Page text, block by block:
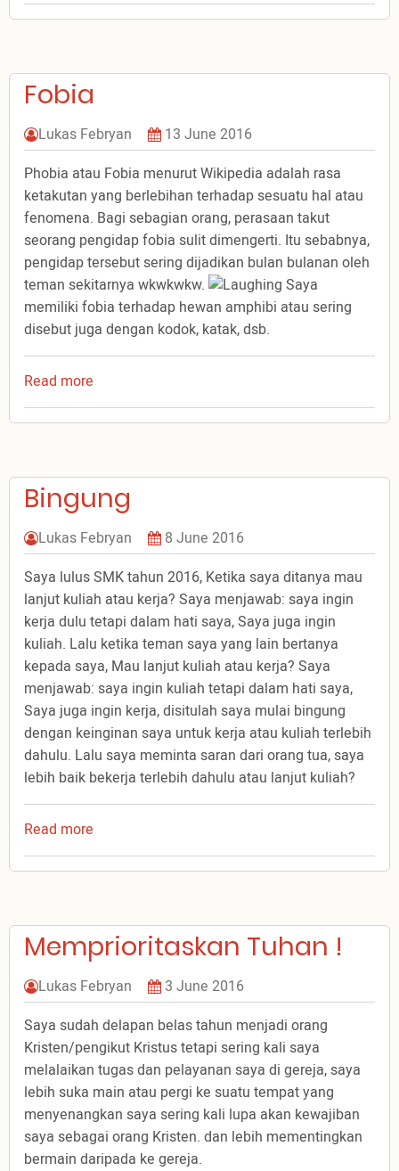
hal
Fobia
Lukas Febryan
13 June 2016
Phobia atau Fobia menurut Wikipedia adalah rasa
ketakutan yang berlebihan terhadap sesuatu hal atau
fenomena. Bagi sebagian orang, perasaan takut
seorang pengidap fobia sulit dimengerti. Itu sebabnya,
pengidap tersebut sering dijadikan bulan bulanan oleh
teman sekitarnya wkwkwkw.
Saya
memiliki fobia terhadap hewan amphibi atau sering
disebut juga dengan kodok, katak, dsb.
Read more
Fobia
Bingung
Lukas Febryan
8 June 2016
Saya lulus SMK tahun 2016, Ketika saya ditanya mau
lanjut kuliah atau kerja? Saya menjawab: saya ingin
kerja dulu tetapi dalam hati saya, Saya juga ingin
kuliah. Lalu ketika teman saya yang lain bertanya
kepada saya, Mau lanjut kuliah atau kerja? Saya
menjawab: saya ingin kuliah tetapi dalam hati saya,
Saya juga ingin kerja, disitulah saya mulai bingung
dengan keinginan saya untuk kerja atau kuliah terlebih
dahulu. Lalu saya meminta saran dari orang tua, saya
lebih baik bekerja terlebih dahulu atau lanjut kuliah?
Read more
Bingung
Memprioritaskan Tuhan !
Lukas Febryan
3 June 2016
Saya sudah delapan belas tahun menjadi orang
Kristen/pengikut Kristus tetapi sering kali saya
melalaikan tugas dan pelayanan saya di gereja, saya
lebih suka main atau pergi ke suatu tempat yang
menyenangkan saya sering kali lupa akan kewajiban
saya sebagai orang Kristen. dan lebih mementingkan
bermain daripada ke gereja.